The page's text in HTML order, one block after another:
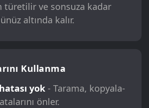
türetilir ve sonsuza kadar
altında kalır.
Kullanma
yok- Tarama, kopyala-
önler.